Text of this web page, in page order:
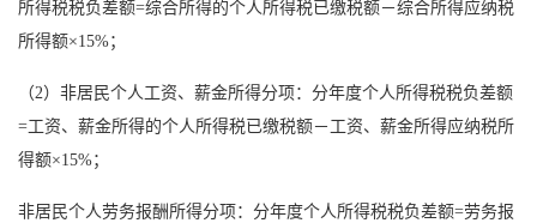
所得税税负差额=综合所得的个人所得税已缴税额－综合所得应纳税
所得额×15%；
（2）非居民个人工资、薪金所得分项：分年度个人所得税税负差额
=工资、薪金所得的个人所得税已缴税额－工资、薪金所得应纳税所
得额×15%；
非居民个人劳务报酬所得分项：分年度个人所得税税负差额=劳务报